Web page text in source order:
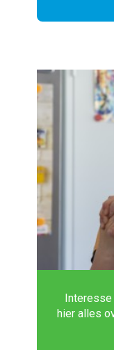
Interesse
hier alles